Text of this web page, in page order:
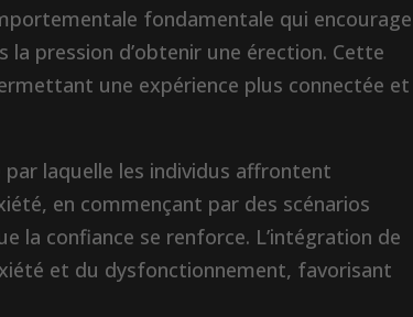
fondamentale qui encourage
la pression d’obtenir une érection. Cette
une expérience plus connectée et
laquelle les individus affrontent
en commençant par des scénarios
la confiance se renforce. L’intégration de
et du dysfonctionnement, favorisant